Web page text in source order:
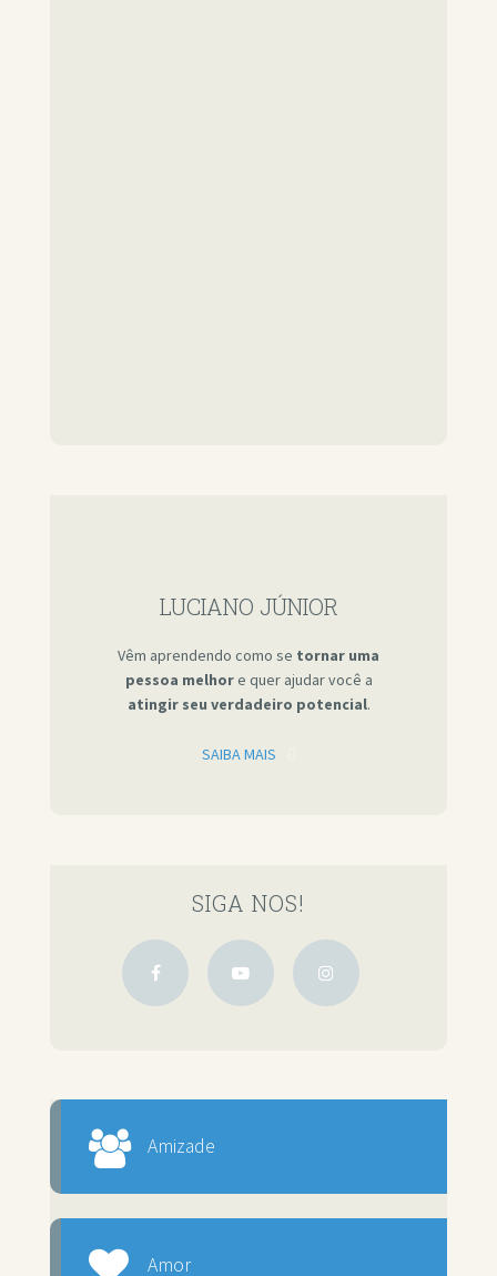
LUCIANO JÚNIOR
Vêm aprendendo como se tornar uma
pessoa melhore quer ajudar você a
atingir seu verdadeiro potencial.
SAIBA MAIS
SIGA NOS!
Amizade
Amor